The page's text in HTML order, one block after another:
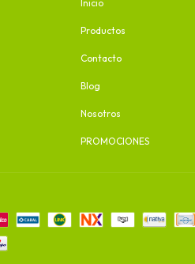
Inicio
Productos
Contacto
Blog
Nosotros
PROMOCIONES